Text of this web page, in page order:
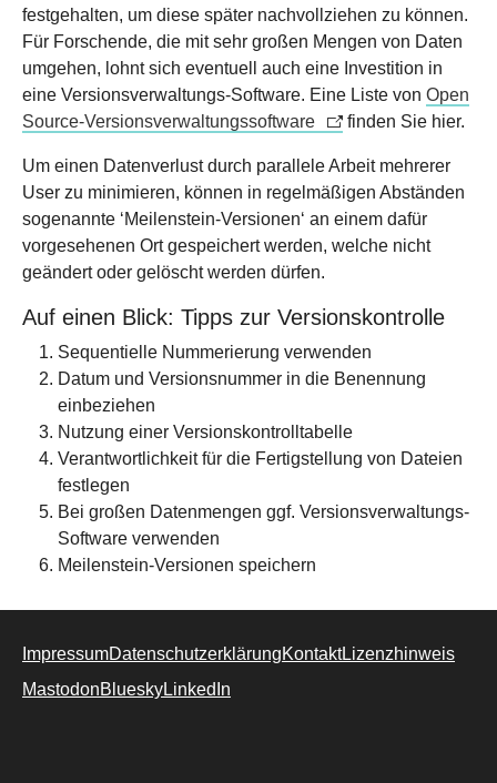
festgehalten, um diese später nachvollziehen zu können.
Für Forschende, die mit sehr großen Mengen von Daten
umgehen, lohnt sich eventuell auch eine Investition in
eine Versionsverwaltungs-Software. Eine Liste von Open
Source-Versionsverwaltungssoftware
finden Sie hier.
Um einen Datenverlust durch parallele Arbeit mehrerer
User zu minimieren, können in regelmäßigen Abständen
sogenannte ‘Meilenstein-Versionen‘ an einem dafür
vorgesehenen Ort gespeichert werden, welche nicht
geändert oder gelöscht werden dürfen.
Auf einen Blick: Tipps zur Versionskontrolle
Sequentielle Nummerierung verwenden
Datum und Versionsnummer in die Benennung
einbeziehen
Nutzung einer Versionskontrolltabelle
Verantwortlichkeit für die Fertigstellung von Dateien
festlegen
Bei großen Datenmengen ggf. Versionsverwaltungs-
Software verwenden
Meilenstein-Versionen speichern
ImpressumDatenschutzerklärungKontaktLizenzhinweis
MastodonBlueskyLinkedIn